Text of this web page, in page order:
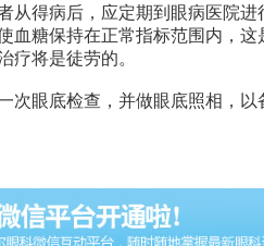
从得病后，应定期到眼病医院进
血糖保持在正常指标范围内，这
疗将是徒劳的。
眼底检查，并做眼底照相，以